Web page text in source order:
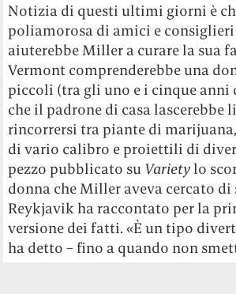
Notizia di questi ultimi giorni è
poliamorosa di amici e
aiuterebbe Miller a curare la sua
Vermont comprenderebbe una
piccoli (tra gli uno e i cinque anni
che il padrone di casa lascerebbe
rincorrersi tra piante di
di vario calibro e proiettili di
pezzo pubblicato su Variety lo
donna che Miller aveva cercato di
Reykjavik ha raccontato per la
versione dei fatti. «È un tipo
ha detto – fino a quando non